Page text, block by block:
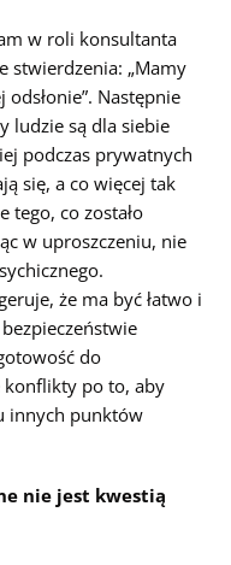
w roli konsultanta
stwierdzenia: „Mamy
Następnie
ludzie są dla siebie
podczas prywatnych
się, a co więcej tak
tego, co zostało
w uproszczeniu, nie
że ma być łatwo i
do
konflikty po to, aby
innych punktów
nie jest kwestią